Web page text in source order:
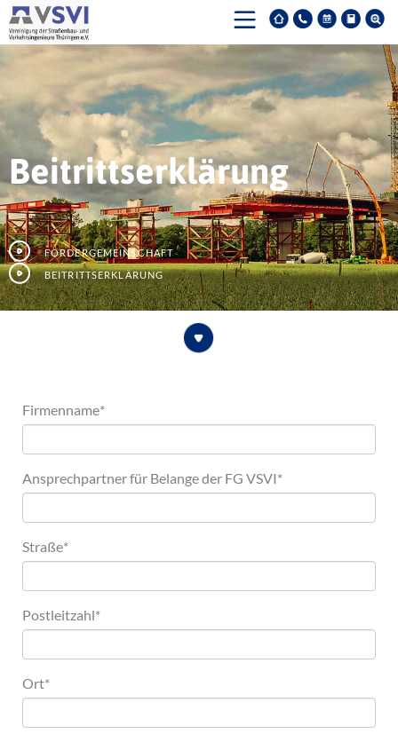
Beitrittserklärung
Fördergemeinschaft
Beitrittserklärung
Firmenname*
Ansprechpartner für Belange der FG VSVI*
Straße*
Postleitzahl*
Ort*